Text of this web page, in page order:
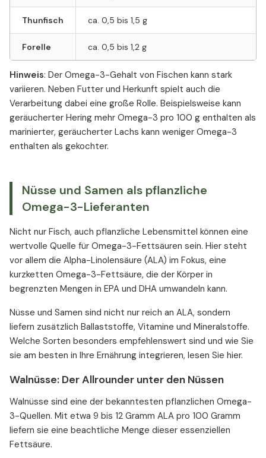
Thunfisch ca. 0,5 bis 1,5 g
Forelle ca. 0,5 bis 1,2 g
Hinweis: Der Omega-3-Gehalt von Fischen kann stark
variieren. Neben Futter und Herkunft spielt auch die
Verarbeitung dabei eine große Rolle. Beispielsweise kann
geräucherter Hering mehr Omega-3 pro 100 g enthalten als
marinierter, geräucherter Lachs kann weniger Omega-3
enthalten als gekochter.
Nüsse und Samen als pflanzliche
Omega-3-Lieferanten
Nicht nur Fisch, auch pflanzliche Lebensmittel können eine
wertvolle Quelle für Omega-3-Fettsäuren sein. Hier steht
vor allem die Alpha-Linolensäure (ALA) im Fokus, eine
kurzketten Omega-3-Fettsäure, die der Körper in
begrenzten Mengen in EPA und DHA umwandeln kann.
Nüsse und Samen sind nicht nur reich an ALA, sondern
liefern zusätzlich Ballaststoffe, Vitamine und Mineralstoffe.
Welche Sorten besonders empfehlenswert sind und wie Sie
sie am besten in Ihre Ernährung integrieren, lesen Sie hier.
Walnüsse: Der Allrounder unter den Nüssen
Walnüsse sind eine der bekanntesten pflanzlichen Omega-
3-Quellen. Mit etwa 9 bis 12 Gramm ALA pro 100 Gramm
liefern sie eine beachtliche Menge dieser essenziellen
Fettsäure.